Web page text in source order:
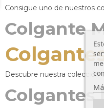
Consigue uno de nuestros
Colgante
Descubre nuestra colección
Colgantes